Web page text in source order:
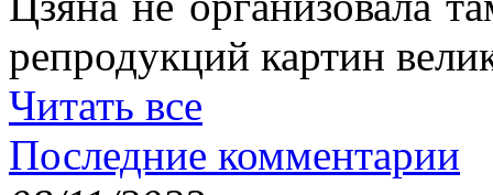
репродукций картин
Читать все
Последние комментарии